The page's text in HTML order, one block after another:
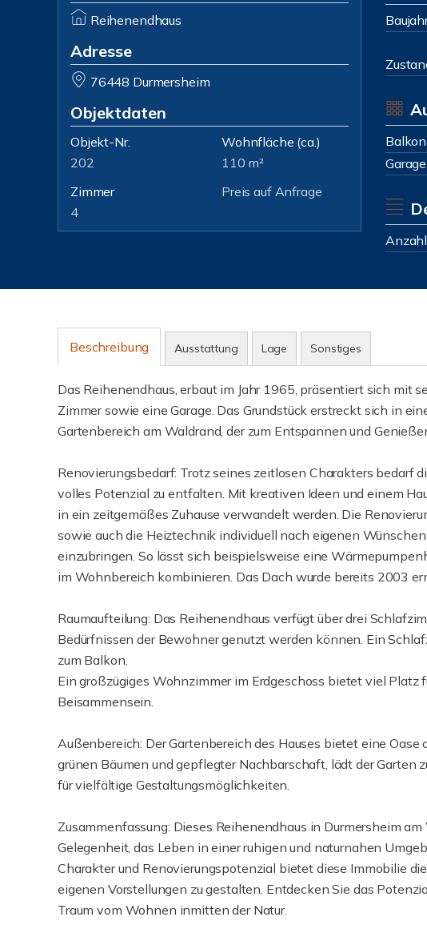
Reihenendhaus
Adresse
76448 Durmersheim
Objektdaten
Objekt-Nr.
202
Wohnfläche (ca.)
110 m²
Zimmer
4
Preis auf Anfrage
Balkon
Garage
Beschreibung Ausstattung Lage Sonstiges
Das Reihenendhaus, erbaut im Jahr 1965, präsentiert sich mit
Zimmer sowie eine Garage. Das Grundstück erstreckt sich in
Gartenbereich am Waldrand, der zum Entspannen und
Renovierungsbedarf: Trotz seines zeitlosen Charakters bedarf
volles Potenzial zu entfalten. Mit kreativen Ideen und einem
in ein zeitgemäßes Zuhause verwandelt werden. Die
sowie auch die Heiztechnik individuell nach eigenen
einzubringen. So lässt sich beispielsweise eine
im Wohnbereich kombinieren. Das Dach wurde bereits 2003
Raumaufteilung: Das Reihenendhaus verfügt über drei
Bedürfnissen der Bewohner genutzt werden können. Ein
zum Balkon.
Ein großzügiges Wohnzimmer im Erdgeschoss bietet viel Platz
Beisammensein.
Außenbereich: Der Gartenbereich des Hauses bietet eine
grünen Bäumen und gepflegter Nachbarschaft, lädt der Garten
für vielfältige Gestaltungsmöglichkeiten.
Zusammenfassung: Dieses Reihenendhaus in Durmersheim
Gelegenheit, das Leben in einer ruhigen und naturnahen
Charakter und Renovierungspotenzial bietet diese Immobilie
eigenen Vorstellungen zu gestalten. Entdecken Sie das
Traum vom Wohnen inmitten der Natur.